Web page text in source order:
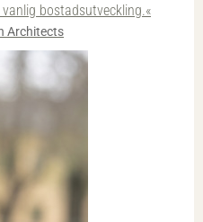
bostadsutveckling.«
Architects